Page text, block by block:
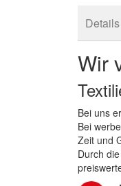
Details
Wir
Bei uns
Bei
Zeit und
Durch